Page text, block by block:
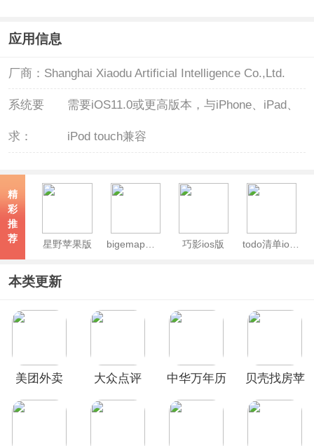
应用信息
厂商： Shanghai Xiaodu Artificial Intelligence Co.,Ltd.
系统要
求：
需要iOS11.0或更高版本，与iPhone、iPad、
iPod touch兼容
精
彩
推
荐
星野苹果版 bigemap地球苹果版 巧影ios版
本类更新
美团外卖
大众点评
中华万年历
贝壳找房苹